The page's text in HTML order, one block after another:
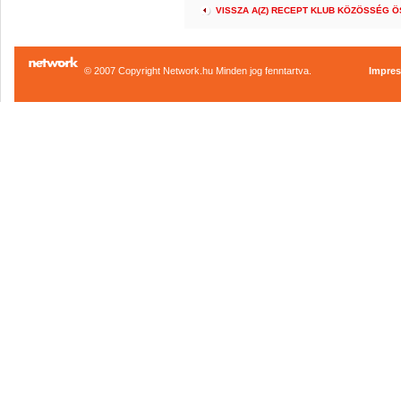
VISSZA A(Z) RECEPT KLUB KÖZÖSSÉG
© 2007 Copyright Network.hu Minden jog fenntartva.